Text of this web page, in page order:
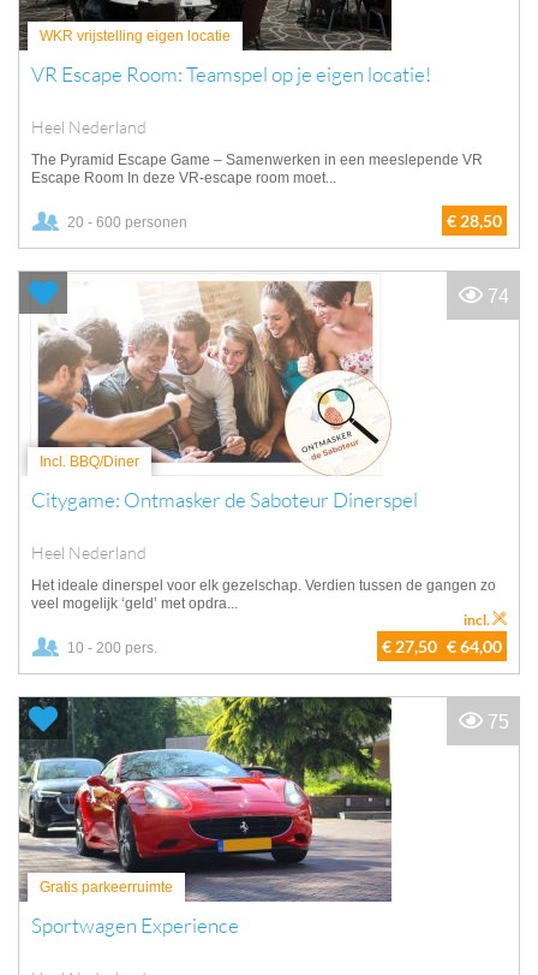
WKR vrijstelling eigen locatie
VR Escape Room: Teamspel op je eigen locatie!
Heel Nederland
The Pyramid Escape Game – Samenwerken in een meeslepende VR
Escape Room In deze VR-escape room moet...
20 - 600 personen € 28,50
Incl. BBQ/Diner
Citygame: Ontmasker de Saboteur Dinerspel
Heel Nederland
Het ideale dinerspel voor elk gezelschap. Verdien tussen de gangen zo
veel mogelijk ‘geld’ met opdra...
10 - 200 pers. € 27,50 € 64,00
incl.
74
Gratis parkeerruimte
Sportwagen Experience
75